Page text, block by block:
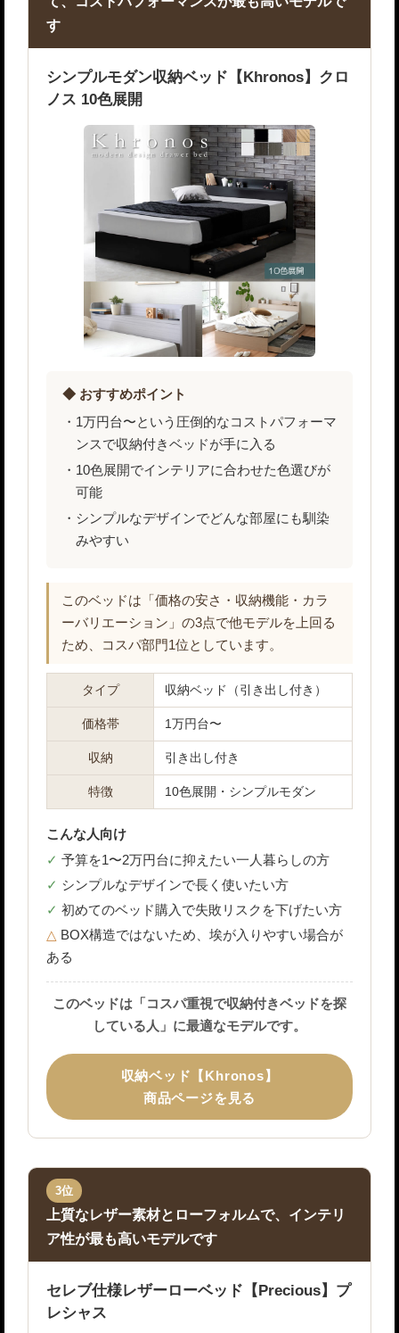
す
シンプルモダン収納ベッド【Khronos】クロ
ノス 10色展開
◆ おすすめポイント
1万円台〜という圧倒的なコストパフォーマ
ンスで収納付きベッドが手に入る
10色展開でインテリアに合わせた色選びが
可能
シンプルなデザインでどんな部屋にも馴染
みやすい
このベッドは「価格の安さ・収納機能・カラ
ーバリエーション」の3点で他モデルを上回る
ため、コスパ部門1位としています。
タイプ 収納ベッド（引き出し付き）
価格帯 1万円台〜
収納 引き出し付き
特徴 10色展開・シンプルモダン
こんな人向け
予算を1〜2万円台に抑えたい一人暮らしの方
シンプルなデザインで長く使いたい方
初めてのベッド購入で失敗リスクを下げたい方
BOX構造ではないため、埃が入りやすい場合が
ある
このベッドは「コスパ重視で収納付きベッドを探
している人」に最適なモデルです。
収納ベッド【Khronos】
商品ページを見る
3位
上質なレザー素材とローフォルムで、インテリ
ア性が最も高いモデルです
セレブ仕様レザーローベッド【Precious】プ
レシャス